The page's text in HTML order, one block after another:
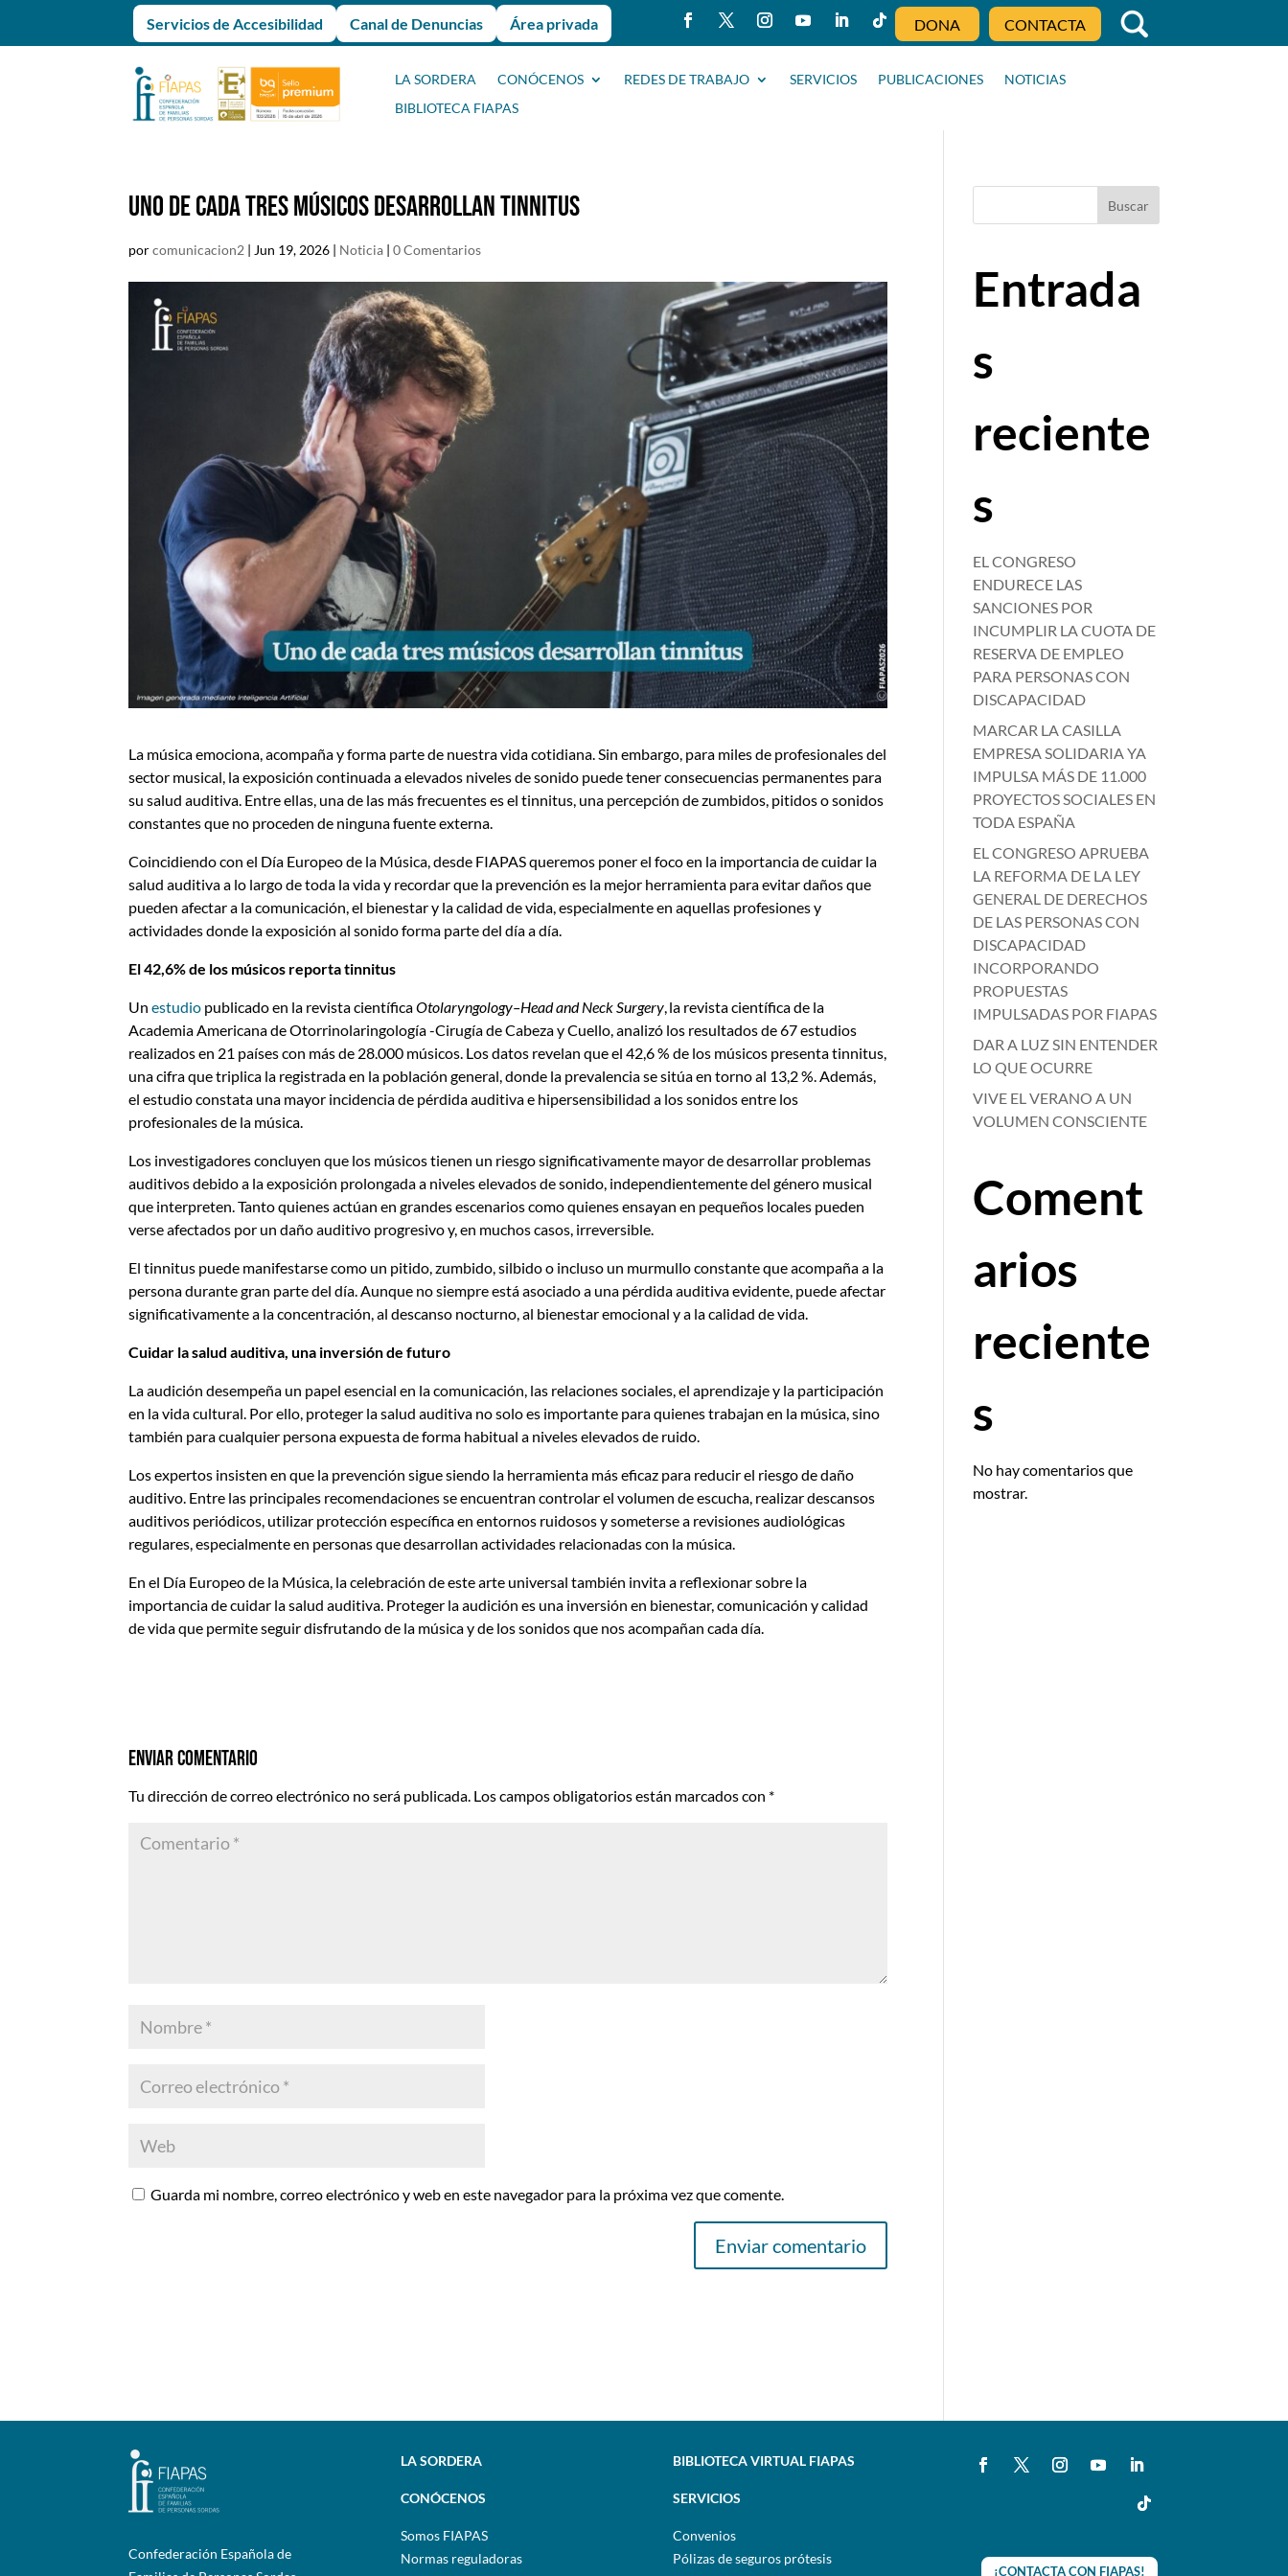
Servicios de Accesibilidad Canal de Denuncias Área privada DONA CONTACTA
LA SORDERA CONÓCENOS REDES DE TRABAJO SERVICIOS PUBLICACIONES
NOTICIAS
BIBLIOTECA FIAPAS
UNO DE CADA TRES MÚSICOS DESARROLLAN TINNITUS
porcomunicacion2 | Jun 19, 2026 | Noticia |0 Comentarios
La música emociona, acompaña y forma parte de nuestra vida cotidiana. Sin embargo, para miles de profesionales del
sector musical, la exposición continuada a elevados niveles de sonido puede tener consecuencias permanentes para
su salud auditiva. Entre ellas, una de las más frecuentes es el tinnitus, una percepción de zumbidos, pitidos o sonidos
constantes que no proceden de ninguna fuente externa.
Coincidiendo con el Día Europeo de la Música, desde FIAPAS queremos poner el foco en la importancia de cuidar la
salud auditiva a lo largo de toda la vida y recordar que la prevención es la mejor herramienta para evitar daños que
pueden afectar a la comunicación, el bienestar y la calidad de vida, especialmente en aquellas profesiones y
actividades donde la exposición al sonido forma parte del día a día.
El 42,6% de los músicos reporta tinnitus
Unestudio publicado en la revista científicaOtolaryngology–Head and Neck Surgery, la revista científica de la
Academia Americana de Otorrinolaringología -Cirugía de Cabeza y Cuello, analizó los resultados de 67 estudios
realizados en 21 países con más de 28.000 músicos. Los datos revelan que el 42,6 % de los músicos presenta tinnitus,
una cifra que triplica la registrada en la población general, donde la prevalencia se sitúa en torno al 13,2 %. Además,
el estudio constata una mayor incidencia de pérdida auditiva e hipersensibilidad a los sonidos entre los
profesionales de la música.
Los investigadores concluyen que los músicos tienen un riesgo significativamente mayor de desarrollar problemas
auditivos debido a la exposición prolongada a niveles elevados de sonido, independientemente del género musical
que interpreten. Tanto quienes actúan en grandes escenarios como quienes ensayan en pequeños locales pueden
verse afectados por un daño auditivo progresivo y, en muchos casos, irreversible.
El tinnitus puede manifestarse como un pitido, zumbido, silbido o incluso un murmullo constante que acompaña a la
persona durante gran parte del día. Aunque no siempre está asociado a una pérdida auditiva evidente, puede afectar
significativamente a la concentración, al descanso nocturno, al bienestar emocional y a la calidad de vida.
Cuidar la salud auditiva, una inversión de futuro
La audición desempeña un papel esencial en la comunicación, las relaciones sociales, el aprendizaje y la participación
en la vida cultural. Por ello, proteger la salud auditiva no solo es importante para quienes trabajan en la música, sino
también para cualquier persona expuesta de forma habitual a niveles elevados de ruido.
Los expertos insisten en que la prevención sigue siendo la herramienta más eficaz para reducir el riesgo de daño
auditivo. Entre las principales recomendaciones se encuentran controlar el volumen de escucha, realizar descansos
auditivos periódicos, utilizar protección específica en entornos ruidosos y someterse a revisiones audiológicas
regulares, especialmente en personas que desarrollan actividades relacionadas con la música.
En el Día Europeo de la Música, la celebración de este arte universal también invita a reflexionar sobre la
importancia de cuidar la salud auditiva. Proteger la audición es una inversión en bienestar, comunicación y calidad
de vida que permite seguir disfrutando de la música y de los sonidos que nos acompañan cada día.
Enviar comentario
Tu dirección de correo electrónico no será publicada. Los campos obligatorios están marcados con *
Guarda mi nombre, correo electrónico y web en este navegador para la próxima vez que comente.
Buscar
Entrada
s
reciente
s
EL CONGRESO
ENDURECE LAS
SANCIONES POR
INCUMPLIR LA CUOTA DE
RESERVA DE EMPLEO
PARA PERSONAS CON
DISCAPACIDAD
MARCAR LA CASILLA
EMPRESA SOLIDARIA YA
IMPULSA MÁS DE 11.000
PROYECTOS SOCIALES EN
TODA ESPAÑA
EL CONGRESO APRUEBA
LA REFORMA DE LA LEY
GENERAL DE DERECHOS
DE LAS PERSONAS CON
DISCAPACIDAD
INCORPORANDO
PROPUESTAS
IMPULSADAS POR FIAPAS
DAR A LUZ SIN ENTENDER
LO QUE OCURRE
VIVE EL VERANO A UN
VOLUMEN CONSCIENTE
Coment
arios
reciente
s
No hay comentarios que
mostrar.
Confederación Española de
LA SORDERA
CONÓCENOS
Somos FIAPAS
Normas reguladoras
BIBLIOTECA VIRTUAL FIAPAS
SERVICIOS
Convenios
Pólizas de seguros prótesis
¡CONTACTA CON FIAPAS!